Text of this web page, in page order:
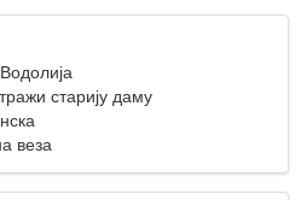
старију даму
веза